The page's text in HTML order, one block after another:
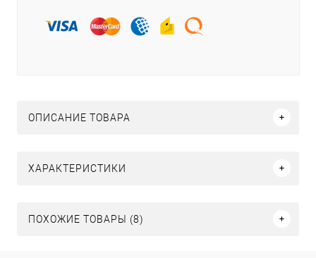
ОПИСАНИЕ ТОВАРА
ХАРАКТЕРИСТИКИ
ПОХОЖИЕ ТОВАРЫ (8)